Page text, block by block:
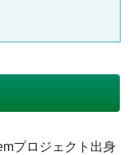
プロジェクト出身